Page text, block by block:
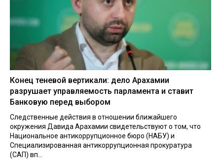
Конец теневой вертикали: дело Арахамии
разрушает управляемость парламента и ставит
Банковую перед выбором
Следственные действия в отношении ближайшего
окружения Давида Арахамии свидетельствуют о том, что
Национальное антикоррупционное бюро (НАБУ) и
Специализированная антикоррупционная прокуратура
(САП) вп...